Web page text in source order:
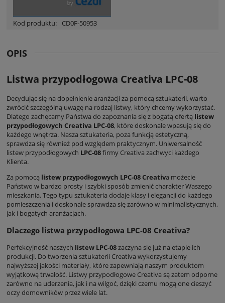
Kod produktu: CD0F-50953
OPIS
Listwa przypodłogowa Creativa LPC-08
Decydując się na dopełnienie aranżacji za pomocą sztukaterii, warto
zwrócić szczególną uwagę na rodzaj listwy, który chcemy wykorzystać.
Dlatego zachęcamy Państwa do zapoznania się z bogatą ofertą listew
przypodłogowych Creativa LPC-08, które doskonale wpasują się do
każdego wnętrza. Nasza sztukateria, poza funkcją estetyczną,
sprawdza się również pod względem praktycznym. Uniwersalność
listew przypodłogowych LPC-08firmy Creativa zachwyci każdego
Klienta.
Za pomocą listew przypodłogowych LPC-08 Creativa możecie
Państwo w bardzo prosty i szybki sposób zmienić charakter Waszego
mieszkania. Tego typu sztukateria dodaje klasy i elegancji do każdego
pomieszczenia i doskonale sprawdza się zarówno w minimalistycznych,
jak i bogatych aranżacjach.
Dlaczego listwa przypodłogowa LPC-08 Creativa?
Perfekcyjność naszych listew LPC-08zaczyna się już na etapie ich
produkcji. Do tworzenia sztukaterii Creativa wykorzystujemy
najwyższej jakości materiały, które zapewniają naszym produktom
wyjątkową trwałość. Listwy przypodłogowe Creativa są zatem odporne
zarówno na uderzenia, jak i na wilgoć, dzięki czemu mogą one cieszyć
oczy domowników przez wiele lat.